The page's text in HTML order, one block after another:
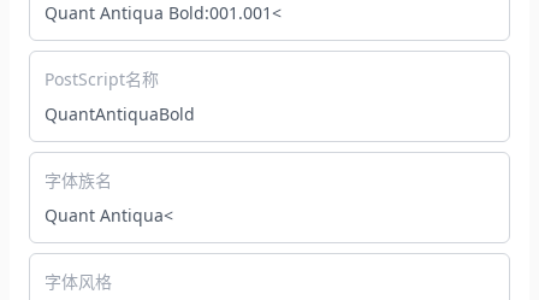
Quant Antiqua Bold:001.001<
PostScript名称
QuantAntiquaBold
字体族名
Quant Antiqua<
字体风格